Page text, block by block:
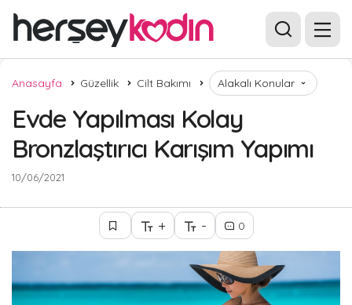
Anasayfa Güzellik Cilt Bakımı Alakalı Konular
Evde Yapılması Kolay
Bronzlaştırıcı Karışım Yapımı
10/06/2021
+ - 0